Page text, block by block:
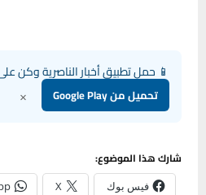
📱 حمل تطبيق أخبار الناصرية وكن
تحميل من Google Play ×
شارك هذا الموضوع:
فيس بوك X